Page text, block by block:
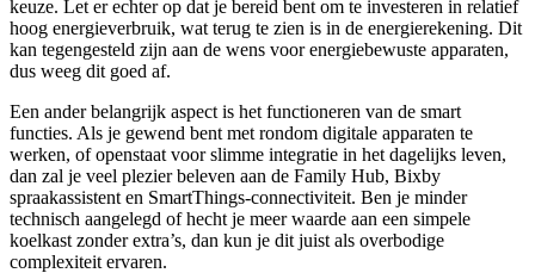
keuze. Let er echter op dat je bereid bent om te investeren in relatief
hoog energieverbruik, wat terug te zien is in de energierekening. Dit
kan tegengesteld zijn aan de wens voor energiebewuste apparaten,
dus weeg dit goed af.
Een ander belangrijk aspect is het functioneren van de smart
functies. Als je gewend bent met rondom digitale apparaten te
werken, of openstaat voor slimme integratie in het dagelijks leven,
dan zal je veel plezier beleven aan de Family Hub, Bixby
spraakassistent en SmartThings-connectiviteit. Ben je minder
technisch aangelegd of hecht je meer waarde aan een simpele
koelkast zonder extra’s, dan kun je dit juist als overbodige
complexiteit ervaren.